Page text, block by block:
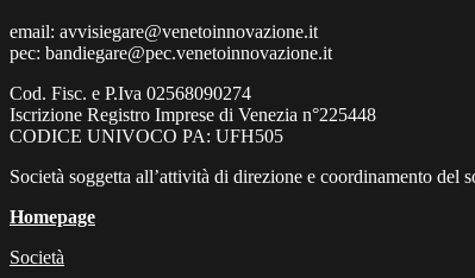
email: avvisiegare@venetoinnovazione.it
pec: bandiegare@pec.venetoinnovazione.it
Cod. Fisc. e P.Iva 02568090274
Iscrizione Registro Imprese di Venezia n°225448
CODICE UNIVOCO PA: UFH505
Società soggetta all’attività di direzione e coordinamento del
Homepage
Società